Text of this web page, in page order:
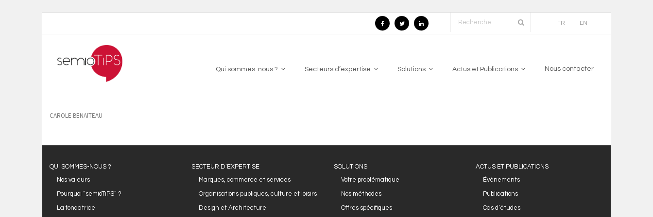
FR EN
Qui sommes-nous ? Secteurs d’expertise Solutions Actus et Publications Nous contacter
CAROLE BENAITEAU
QUI SOMMES-NOUS ?
Nos valeurs
Pourquoi “semioTiPS” ?
La fondatrice
SECTEUR D’EXPERTISE
Marques, commerce et services
Organisations publiques, culture et loisirs
Design et Architecture
SOLUTIONS
Votre problématique
Nos méthodes
Offres spécifiques
ACTUS ET PUBLICATIONS
Événements
Publications
Cas d’études